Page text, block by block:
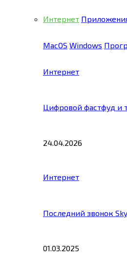
Интернет
MacOS Windows
Интернет
Цифровой фастфуд и
24.04.2026
Интернет
Последний звонок
01.03.2025